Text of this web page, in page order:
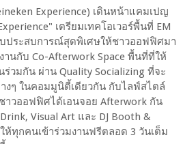
Experience) เดินหน้าแคมเปญ
เตรียมเทคโอเวอร์พื้นที่ EM
อบประสบการณ์สุดพิเศษให้ชาวออฟฟิศมา
านกับ Co-Afterwork Space พื้นที่ที่ให้
ร่วมกัน ผ่าน Quality Socializing ที่จะ
งๆ ในคอมมูนิตี้เดียวกัน กับไลฟ์สไตล์
าวออฟฟิศได้เอนจอย Afterwork กัน
Visual Art และ DJ Booth &
ห้ทุกคนเข้าร่วมงานฟรีตลอด 3 วันเต็ม